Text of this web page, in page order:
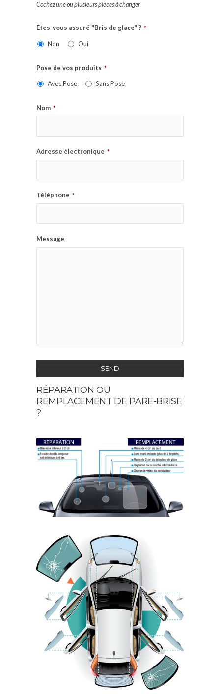
Cochez une ou plusieurs pièces à changer
Etes-vous assuré "Bris de glace" ? *
Non Oui
Pose de vos produits *
Avec Pose Sans Pose
Nom *
Adresse électronique *
Téléphone *
Message
SEND
This
field
should
left
blank
RÉPARATION OU
REMPLACEMENT DE PARE-BRISE
?